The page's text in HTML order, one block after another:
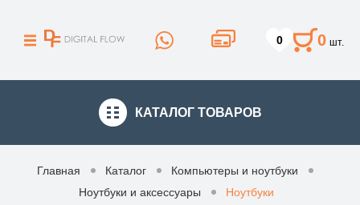
0 0 шт.
КАТАЛОГ ТОВАРОВ
Главная Каталог
Компьютеры и ноутбуки
Ноутбуки и аксессуары
Ноутбуки